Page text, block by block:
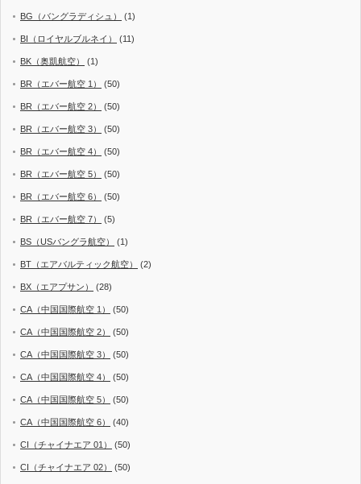
BG（バングラディシュ） (1)
BI（ロイヤルブルネイ） (11)
BK（奥凱航空） (1)
BR（エバー航空 1） (50)
BR（エバー航空 2） (50)
BR（エバー航空 3） (50)
BR（エバー航空 4） (50)
BR（エバー航空 5） (50)
BR（エバー航空 6） (50)
BR（エバー航空 7） (5)
BS（USバングラ航空） (1)
BT（エアバルティック航空） (2)
BX（エアプサン） (28)
CA（中国国際航空 1） (50)
CA（中国国際航空 2） (50)
CA（中国国際航空 3） (50)
CA（中国国際航空 4） (50)
CA（中国国際航空 5） (50)
CA（中国国際航空 6） (40)
CI（チャイナエア 01） (50)
CI（チャイナエア 02） (50)